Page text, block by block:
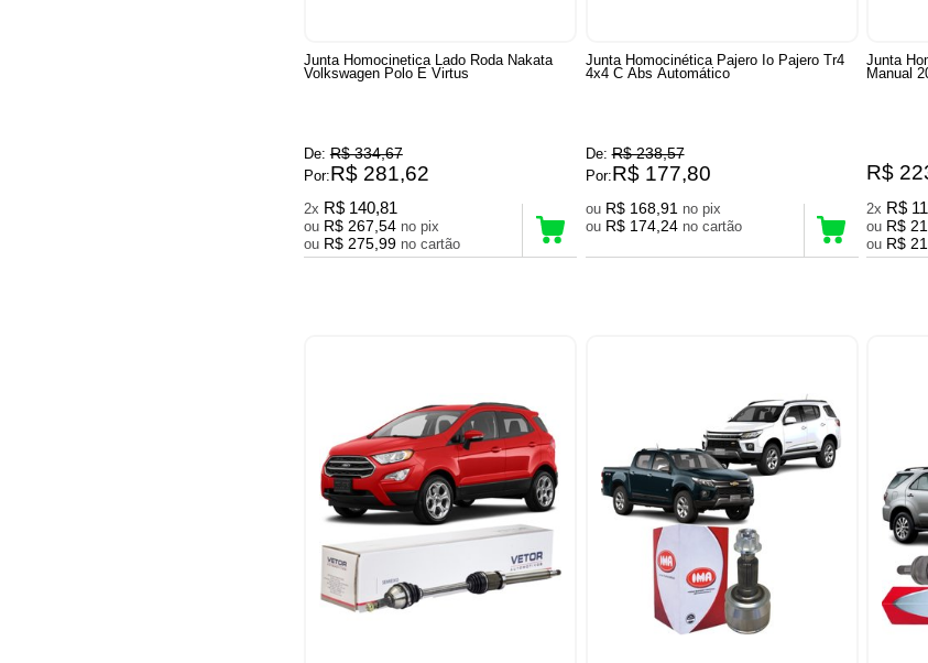
Junta Homocinetica Lado Roda Nakata
Volkswagen Polo E Virtus
De: R$ 334,67
Por:R$ 281,62
2x R$ 140,81
ou R$ 267,54
no pix
ou R$ 275,99 no cartão
Junta Homocinética Pajero Io Pajero Tr4
4x4 C Abs Automático
De: R$ 238,57
Por:R$ 177,80
ou R$ 168,91
no pix
ou R$ 174,24 no cartão
Junta
Manual
R$
2x R$
ou R$
ou R$